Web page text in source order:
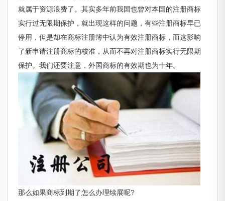
就属于资源浪费了。其实多年前我国也曾对本国的注册商标
实行过无限期保护，就出现这样的问题，有些注册商标早已
停用，但是却在商标注册簿中认为有效注册商标，而这影响
了新申请注册商标的核准，从而不再对注册商标实行无限期
保护。我们还要注意，外国商标的有效期也为十年。
那么如果商标到期了怎么办理续展呢?